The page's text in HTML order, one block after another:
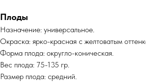
Плоды
Назначение: универсальное.
Окраска: ярко-красная с желтоватым
Форма плода: округло-коническая.
Вес плода: 75-135 гр.
Размер плода: средний.